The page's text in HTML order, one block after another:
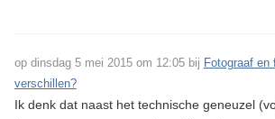
op dinsdag 5 mei 2015 om 12:05 bij Fotograaf en
verschillen?
Ik denk dat naast het technische geneuzel